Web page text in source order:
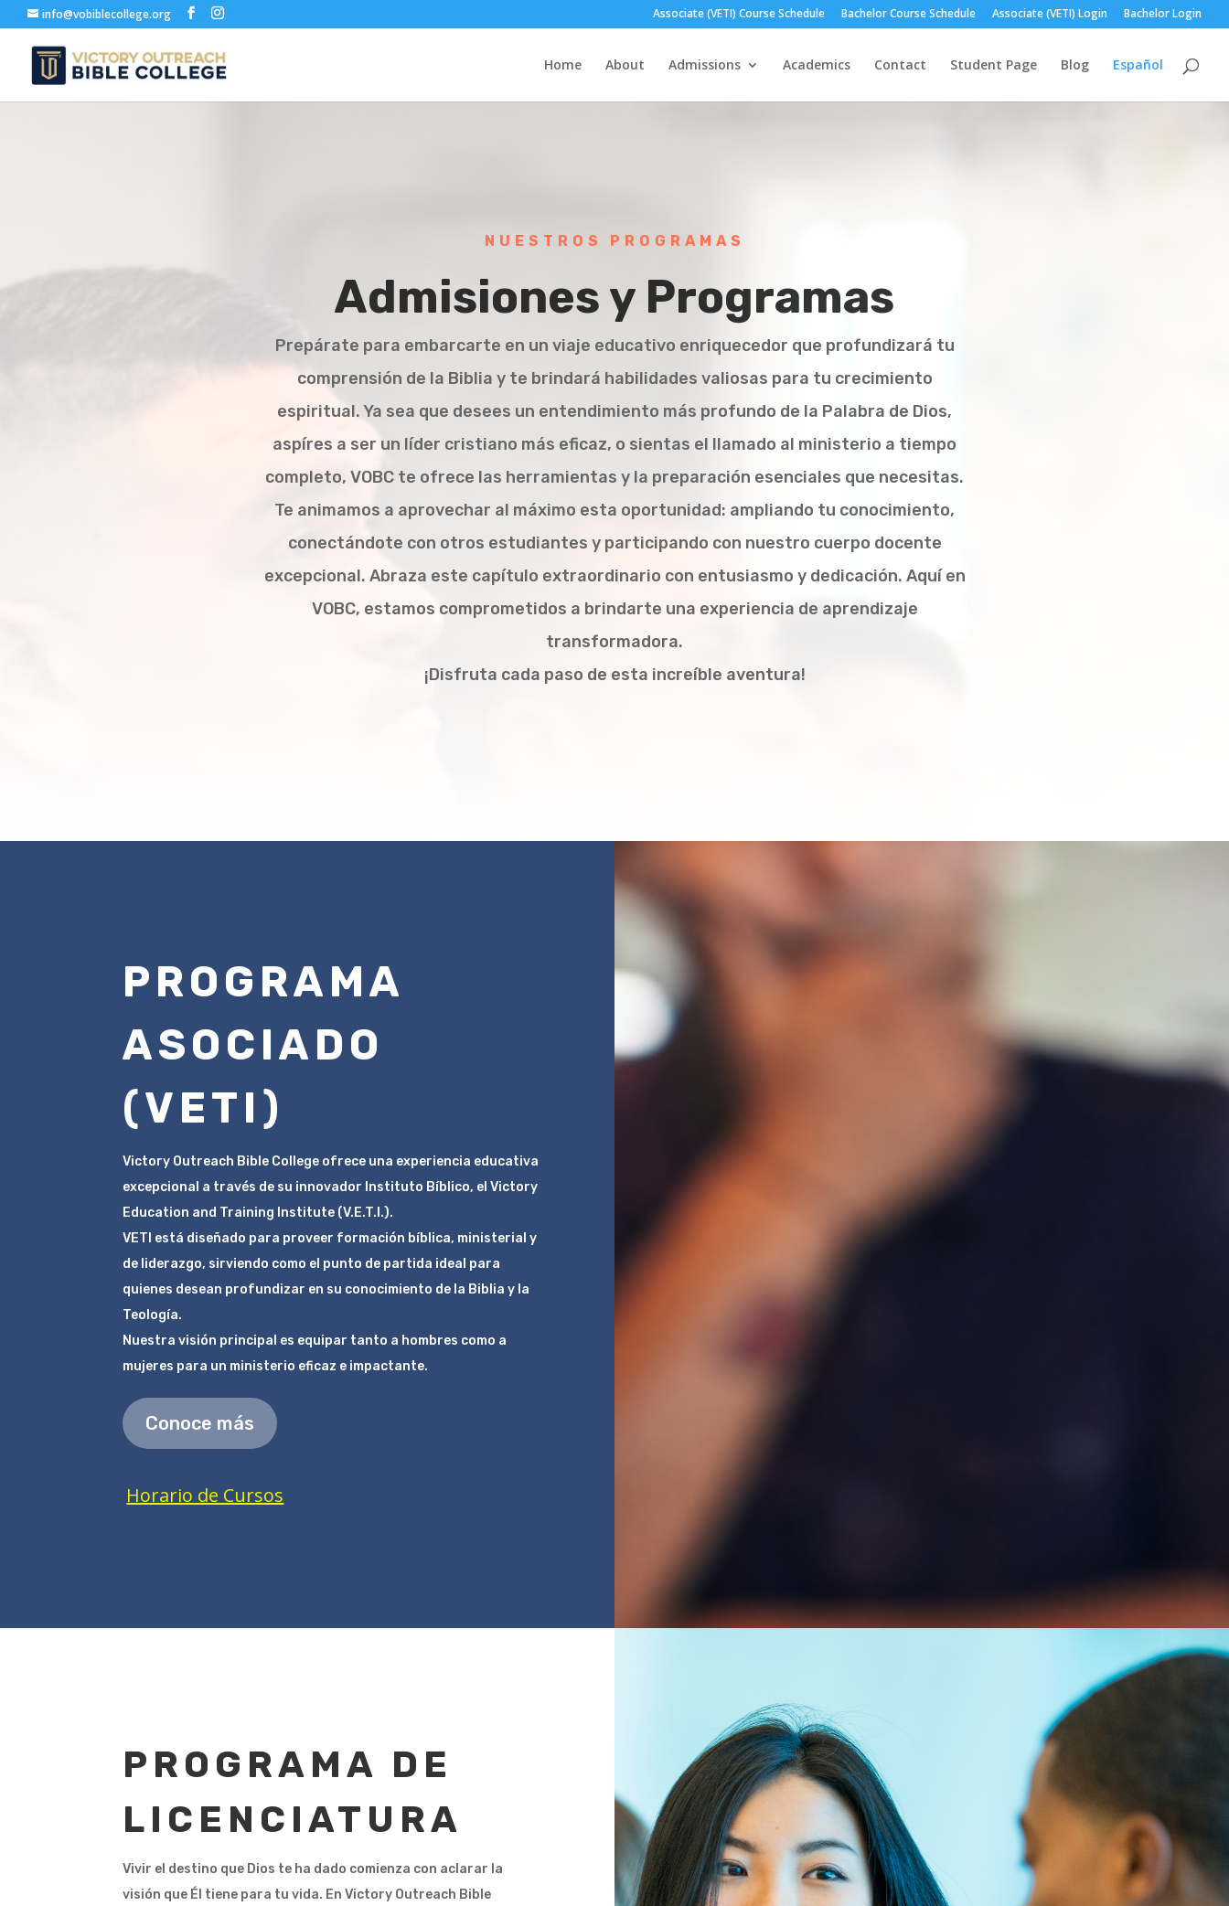
info@vobiblecollege.org Associate (VETI) Course Schedule Bachelor Course Schedule Associate (VETI) Login Bachelor Login
Home About Admissions Academics Contact Student Page Blog Español
NUESTROS PROGRAMAS
Admisiones y Programas
Prepárate para embarcarte en un viaje educativo enriquecedor que profundizará tu
comprensión de la Biblia y te brindará habilidades valiosas para tu crecimiento
espiritual. Ya sea que desees un entendimiento más profundo de la Palabra de Dios,
aspíres a ser un líder cristiano más eficaz, o sientas el llamado al ministerio a tiempo
completo, VOBC te ofrece las herramientas y la preparación esenciales que necesitas.
Te animamos a aprovechar al máximo esta oportunidad: ampliando tu conocimiento,
conectándote con otros estudiantes y participando con nuestro cuerpo docente
excepcional. Abraza este capítulo extraordinario con entusiasmo y dedicación. Aquí en
VOBC, estamos comprometidos a brindarte una experiencia de aprendizaje
transformadora.
¡Disfruta cada paso de esta increíble aventura!
PROGRAMA
ASOCIADO
(VETI)
Victory Outreach Bible College ofrece una experiencia educativa
excepcional a través de su innovador Instituto Bíblico, el Victory
Education and Training Institute (V.E.T.I.).
VETI está diseñado para proveer formación bíblica, ministerial y
de liderazgo, sirviendo como el punto de partida ideal para
quienes desean profundizar en su conocimiento de la Biblia y la
Teología.
Nuestra visión principal es equipar tanto a hombres como a
mujeres para un ministerio eficaz e impactante.
Conoce más
Horario de Cursos
PROGRAMA DE
LICENCIATURA
Vivir el destino que Dios te ha dado comienza con aclarar la
visión que Él tiene para tu vida. En Victory Outreach Bible